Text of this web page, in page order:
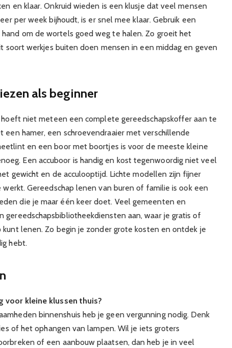
en klaar. Onkruid wieden is een klusje dat veel mensen
per week bijhoudt, is er snel mee klaar. Gebruik een
om de wortels goed weg te halen. Zo groeit het
soort werkjes buiten doen mensen in een middag en geven
als beginner
niet meteen een complete gereedschapskoffer aan te
een hamer, een schroevendraaier met verschillende
en een boor met boortjes is voor de meeste kleine
Een accuboor is handig en kost tegenwoordig niet veel
gewicht en de acculooptijd. Lichte modellen zijn fijner
Gereedschap lenen van buren of familie is ook een
die je maar één keer doet. Veel gemeenten en
gereedschapsbibliotheekdiensten aan, waar je gratis of
kunt lenen. Zo begin je zonder grote kosten en ontdek je
hebt.
voor kleine klussen thuis?
binnenshuis heb je geen vergunning nodig. Denk
of het ophangen van lampen. Wil je iets groters
of een aanbouw plaatsen, dan heb je in veel